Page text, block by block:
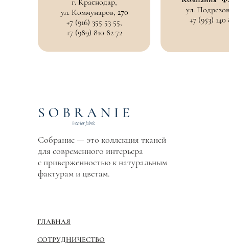
г. Краснодар,
ул. Коммунаров, 270
+7 (916) 355 53 55,
+7 (989) 810 82 72
ул.
+7 (953) 140
Собрание — это коллекция тканей
для современного интерьера
с приверженностью к натуральным
фактурам и цветам.
ГЛАВНАЯ
СОТРУДНИЧЕСТВО